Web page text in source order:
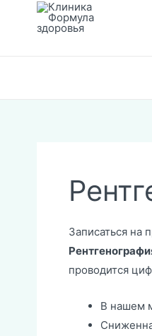
Записаться на
проводится
В нашем